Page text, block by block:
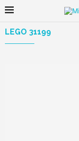
LEGO 31199